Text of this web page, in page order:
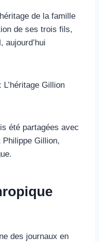
de la famille
de ses trois fils,
aujourd’hui
été partagées avec
Philippe Gillion,
des journaux en